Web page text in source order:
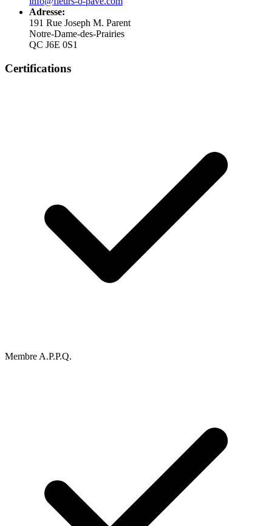
Adresse:
191 Rue Joseph M. Parent
Notre-Dame-des-Prairies
QC J6E 0S1
Certifications
Membre A.P.P.Q.